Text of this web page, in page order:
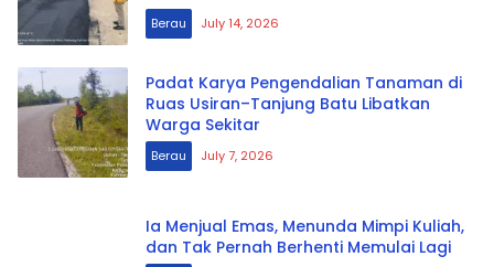
Berau July 14, 2026
Padat Karya Pengendalian Tanaman di
Ruas Usiran–Tanjung Batu Libatkan
Warga Sekitar
Berau July 7, 2026
Ia Menjual Emas, Menunda Mimpi Kuliah,
dan Tak Pernah Berhenti Memulai Lagi